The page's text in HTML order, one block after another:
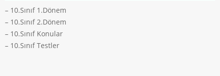
– 10.Sınıf 1.Dönem
– 10.Sınıf 2.Dönem
– 10.Sınıf Konular
– 10.Sınıf Testler